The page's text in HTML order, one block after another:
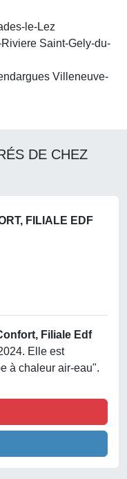
le-Lez
Saint-Gely-du-
Villeneuve-
DE CHEZ
FILIALE EDF
Filiale Edf
Elle est
à chaleur air-eau".